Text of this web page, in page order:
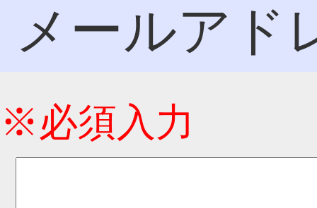
メールアド
※必須入力